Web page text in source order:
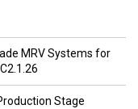
MRV Systems for
Stage